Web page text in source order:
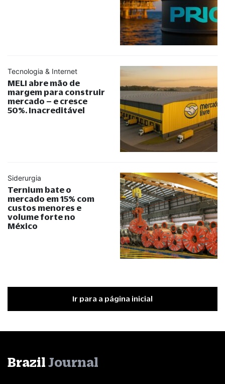
Tecnologia & Internet
MELI abre mão de
margem para construir
mercado – e cresce
50%. Inacreditável
Siderurgia
Ternium bate o
mercado em 15% com
custos menores e
volume forte no
México
Ir para a página inicial
Brazil Journal